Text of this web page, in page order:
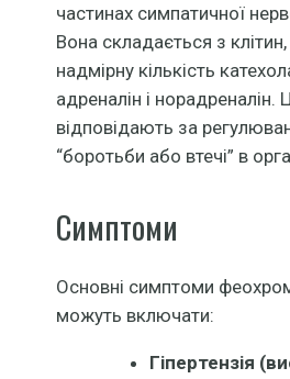
частинах симпатичної
Вона складається з
надмірну кількість
адреналін і норадреналін.
відповідають за
“боротьби або втечі” в
Симптоми
Основні симптоми
можуть включати:
Гіпертензія